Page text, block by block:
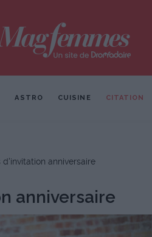
ASTRO CUISINE CITATION
anniversaire
anniversaire